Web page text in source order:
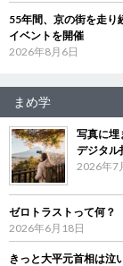
55年間、京の街を走
イベントを開催
2026年8月6日
まめ学
写真に
デジタル
2026年7
ゼロトラストって何？
2026年6月18日
きっと大平元首相は